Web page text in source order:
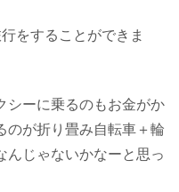
をすることができま
シーに乗るのもお金がか
のが折り畳み自転車＋輪
んじゃないかなーと思っ